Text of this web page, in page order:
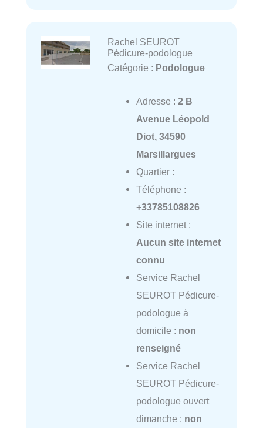
Rachel SEUROT
Pédicure-podologue
Catégorie : Podologue
Adresse : 2 B
Avenue Léopold
Diot, 34590
Marsillargues
Quartier :
Téléphone :
+33785108826
Site internet :
Aucun site internet
connu
Service Rachel
SEUROT Pédicure-
podologue à
domicile : non
renseigné
Service Rachel
SEUROT Pédicure-
podologue ouvert
dimanche : non